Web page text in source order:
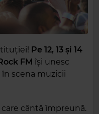
Pe 12, 13 și 14
FM își unesc
scena muzicii
care cântă împreună.